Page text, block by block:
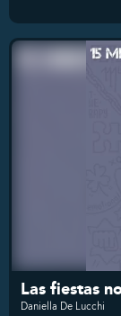
Las fiestas
Daniella De Lucchi